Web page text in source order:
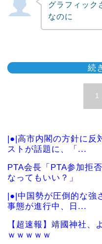
グラフィック
なのに
続
1
|●|高市内閣の方針に反
ストが話題に、「...
PTA会長「PTA参加拒
なってもいい？」
|●|中国勢が圧倒的な強
事態が進行中、日...
【超速報】靖國神社、
ｗｗｗｗｗ